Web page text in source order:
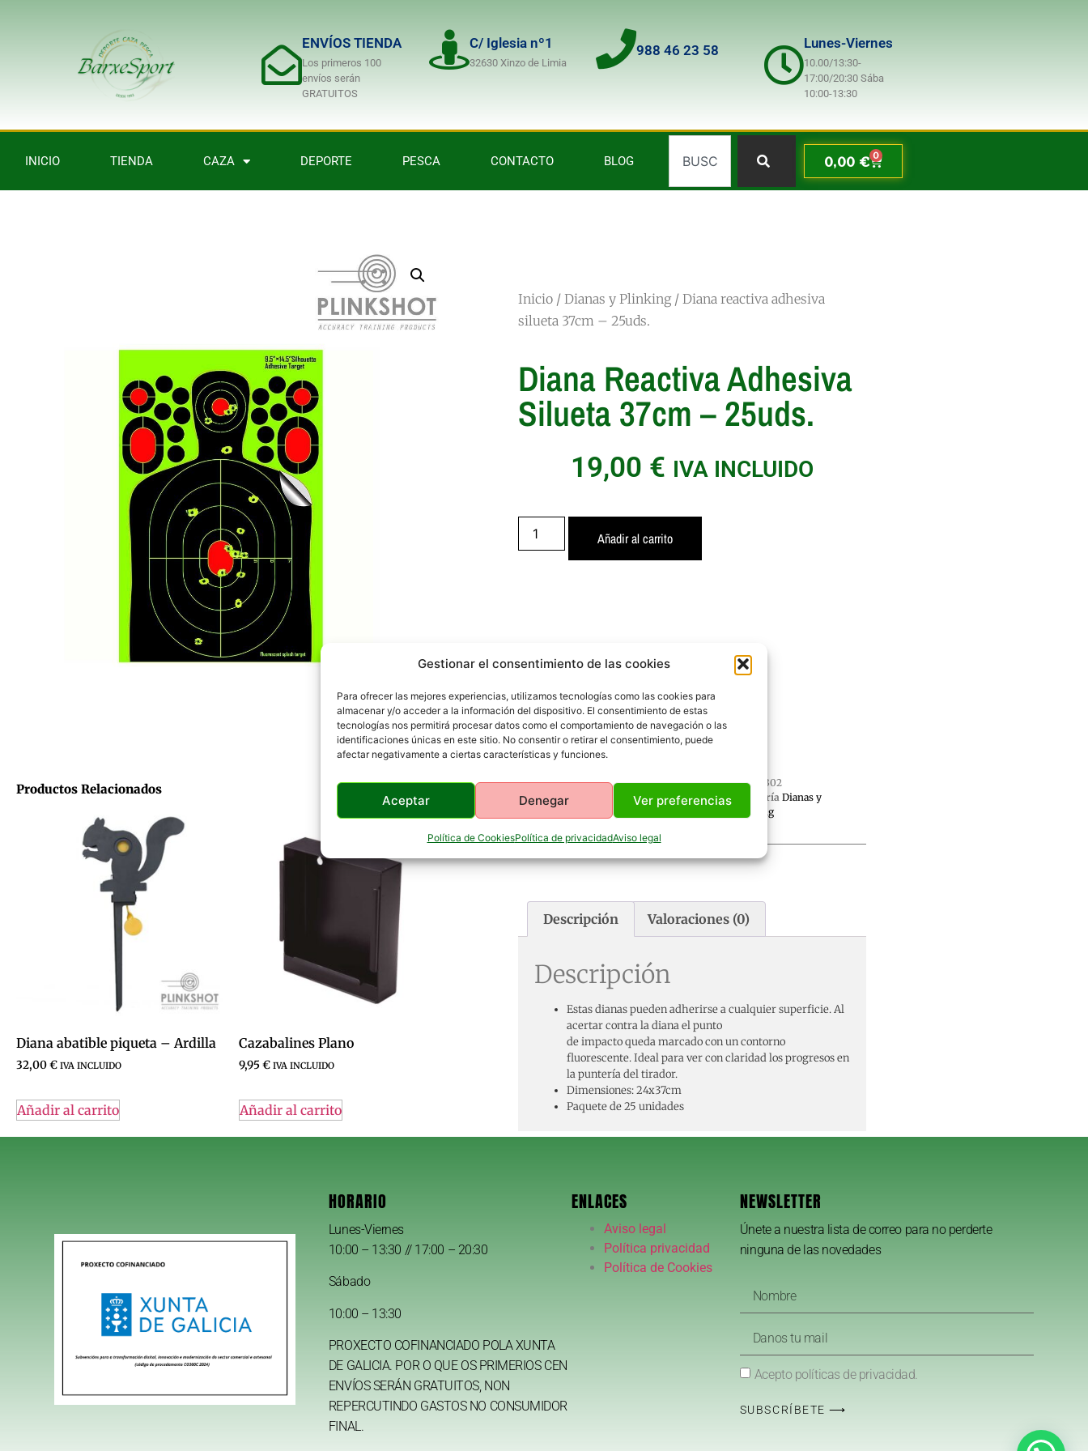
Gestionar el consentimiento de las cookies
Para ofrecer las mejores experiencias, utilizamos tecnologías como las cookies para
almacenar y/o acceder a la información del dispositivo. El consentimiento de estas
tecnologías nos permitirá procesar datos como el comportamiento de navegación o las
identificaciones únicas en este sitio. No consentir o retirar el consentimiento, puede
afectar negativamente a ciertas características y funciones.
Aceptar Denegar Ver preferencias
Política de CookiesPolítica de privacidadAviso legal
ENVÍOS TIENDA
Los primeros 100
envíos serán
GRATUITOS
C/ Iglesia nº1
32630 Xinzo de Limia
988 46 23 58 Lunes-Viernes
10.00/13:30-
17:00/20:30 Sába
10:00-13:30
INICIO TIENDA CAZA DEPORTE PESCA CONTACTO BLOG 0,00 € 0
Inicio / Dianas y Plinking/ Diana reactiva adhesiva
silueta 37cm – 25uds.
Diana Reactiva Adhesiva
Silueta 37cm – 25uds.
19,00 € IVA INCLUIDO
Añadir al carrito
Productos Relacionados
Diana abatible piqueta – Ardilla
32,00€ IVA INCLUIDO
Añadir al carrito
Cazabalines Plano
9,95€ IVA INCLUIDO
Añadir al carrito
Diana Reactiva Adhesiva
Silueta 37cm – 25uds.
SKU
di302
Categoría Dianas y
Plinking
Descripción Valoraciones (0)
Descripción
Estas dianas pueden adherirse a cualquier superficie. Al
acertar contra la diana el punto
de impacto queda marcado con un contorno
fluorescente. Ideal para ver con claridad los progresos en
la puntería del tirador.
Dimensiones: 24x37cm
Paquete de 25 unidades
HORARIO
Lunes-Viernes
10:00 – 13:30 // 17:00 – 20:30
Sábado
10:00 – 13:30
PROXECTO COFINANCIADO POLA XUNTA
DE GALICIA. POR O QUE OS PRIMERIOS CEN
ENVÍOS SERÁN GRATUITOS, NON
REPERCUTINDO GASTOS NO CONSUMIDOR
FINAL.
ENLACES
Aviso legal
Política privacidad
Política de Cookies
NEWSLETTER
Únete a nuestra lista de correo para no perderte
ninguna de las novedades
Acepto políticas de privacidad.
SUBSCRÍBETE ⟶